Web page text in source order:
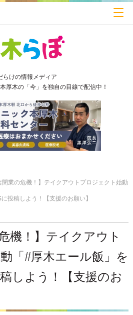
らけの情報メディア
厚木の「今」を独自の目線で配信中！
閉業の危機！】テイクアウトプロジェクト始動
投稿しよう！【支援のお願い】
機！】テイクアウト
「#厚木エール飯」を
しよう！【支援のお